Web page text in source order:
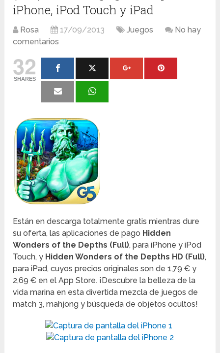
iPhone, iPod Touch y iPad
Rosa 17/09/2013 Juegos
No hay
comentarios
32
SHARES
Están en descarga totalmente gratis mientras dure
su oferta, las aplicaciones de pago Hidden
Wonders of the Depths (Full), para iPhone y iPod
Touch, y Hidden Wonders of the Depths HD (Full),
para iPad, cuyos precios originales son de 1,79 € y
2,69 € en el App Store. ¡Descubre la belleza de la
vida marina en esta divertida mezcla de juegos de
match 3, mahjong y búsqueda de objetos ocultos!